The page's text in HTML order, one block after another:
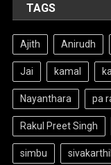
TAGS
Ajith Anirudh
Jai kamal
Nayanthara pa
Rakul Preet Singh
simbu